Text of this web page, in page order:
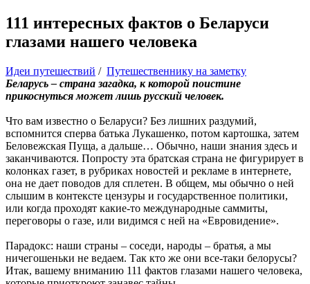
111 интересных фактов о Беларуси
глазами нашего человека
Идеи путешествий / Путешественнику на заметку
Беларусь – страна загадка, к которой поистине
прикоснуться может лишь русский человек.
Что вам известно о Беларуси? Без лишних раздумий,
вспомнится сперва батька Лукашенко, потом картошка, затем
Беловежская Пуща, а дальше… Обычно, наши знания здесь и
заканчиваются. Попросту эта братская страна не фигурирует в
колонках газет, в рубриках новостей и рекламе в интернете,
она не дает поводов для сплетен. В общем, мы обычно о ней
слышим в контексте цензуры и государственное политики,
или когда проходят какие-то международные саммиты,
переговоры о газе, или видимся с ней на «Евровидение».
Парадокс: наши страны – соседи, народы – братья, а мы
ничегошеньки не ведаем. Так кто же они все-таки белорусы?
Итак, вашему вниманию 111 фактов глазами нашего человека,